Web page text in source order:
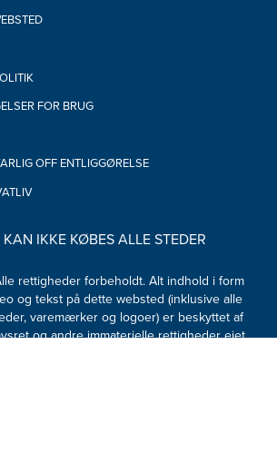
FOR BRUG
OFF ENTLIGGØRELSE
IKKE KØBES ALLE STEDER
rettigheder forbeholdt. Alt indhold i form
og tekst på dette websted (inklusive alle
varemærker og logoer) er beskyttet af
og andre immaterielle rettigheder ejet